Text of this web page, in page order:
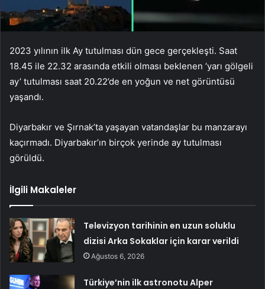
2023 yılının ilk Ay tutulması dün gece gerçekleşti. Saat
18.45 ile 22.32 arasında etkili olması beklenen ‘yarı gölgeli
ay’ tutulması saat 20.22’de en yoğun ve net görüntüsü
yaşandı.
Diyarbakır ve Şırnak’ta yaşayan vatandaşlar bu manzarayı
kaçırmadı. Diyarbakır’ın birçok yerinde ay tutulması
görüldü.
İlgili Makaleler
Televizyon tarihinin en uzun soluklu
dizisi Arka Sokaklar için karar verildi
Ağustos 6, 2026
Türkiye’nin ilk astronotu Alper